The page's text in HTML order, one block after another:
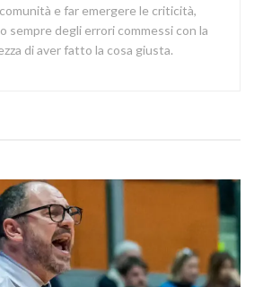
e far emergere le criticità,
sempre degli errori commessi con la
di aver fatto la cosa giusta.